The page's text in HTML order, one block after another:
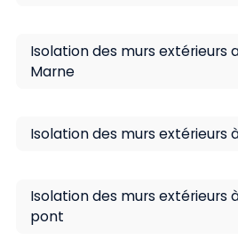
Isolation des murs extérieurs
Marne
Isolation des murs extérieurs
Isolation des murs extérieurs
pont